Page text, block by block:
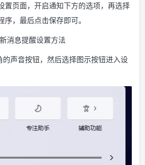
置页面，开启通知下方的选项，再选择
，最后点击保存即可。
消息提醒设置方法
的声音按钮，然后选择图示按钮进入设